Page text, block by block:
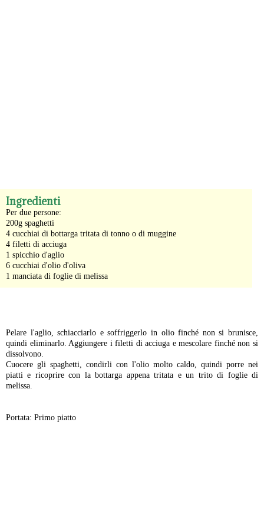
Ingredienti
Per due persone:
200g spaghetti
4 cucchiai di bottarga tritata di tonno o di muggine
4 filetti di acciuga
1 spicchio d'aglio
6 cucchiai d'olio d'oliva
1 manciata di foglie di melissa
Pelare l'aglio, schiacciarlo e soffriggerlo in olio finché non si brunisce,
quindi eliminarlo. Aggiungere i filetti di acciuga e mescolare finché non si
dissolvono.
Cuocere gli spaghetti, condirli con l'olio molto caldo, quindi porre nei
piatti e ricoprire con la bottarga appena tritata e un trito di foglie di
melissa.
Portata: Primo piatto